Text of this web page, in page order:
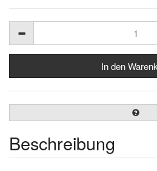
Beschreibung